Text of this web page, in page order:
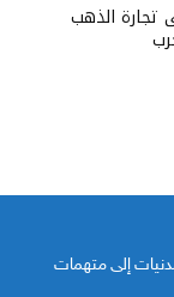
تجارة الذهب
إلى متهمات